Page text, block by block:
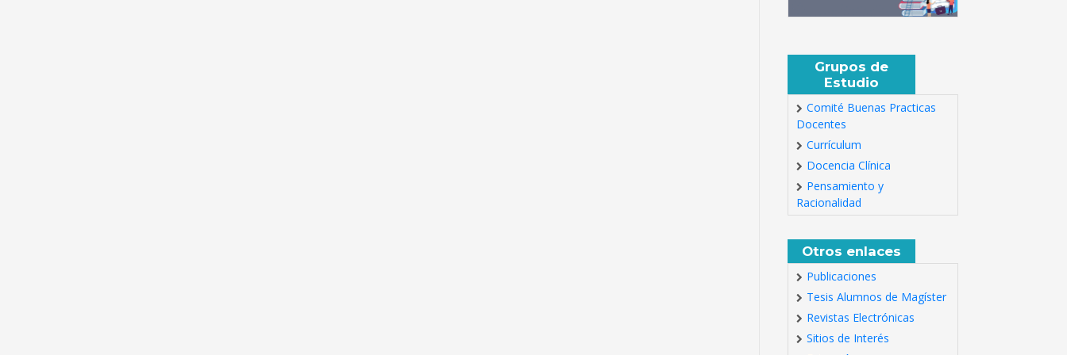
Grupos de
Estudio
Comité Buenas Practicas
Docentes
Currículum
Docencia Clínica
Pensamiento y
Racionalidad
Otros enlaces
Publicaciones
Tesis Alumnos de Magíster
Revistas Electrónicas
Sitios de Interés